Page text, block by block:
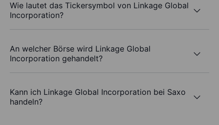
Wie lautet das Tickersymbol von Linkage Global
Incorporation?
An welcher Börse wird Linkage Global
Incorporation gehandelt?
Kann ich Linkage Global Incorporation bei Saxo
handeln?